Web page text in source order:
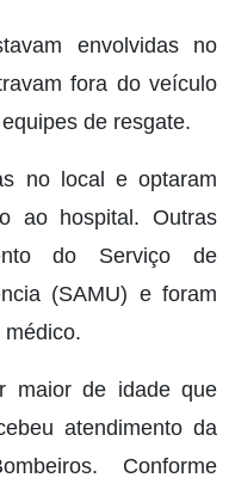
envolvidas no
fora do veículo
de resgate.
no local e optaram
ao hospital. Outras
do Serviço de
(SAMU) e foram
maior de idade que
atendimento da
Conforme